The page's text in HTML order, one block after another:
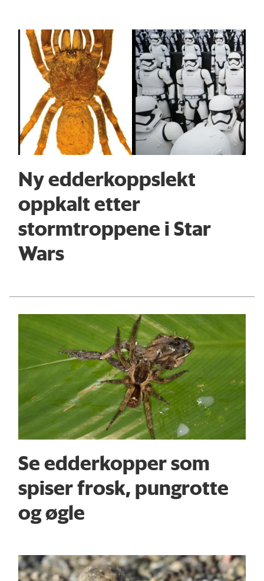
Ny edderkoppslekt
oppkalt etter
stormtroppene i Star
Wars
Se edderkopper som
spiser frosk, pungrotte
og øgle